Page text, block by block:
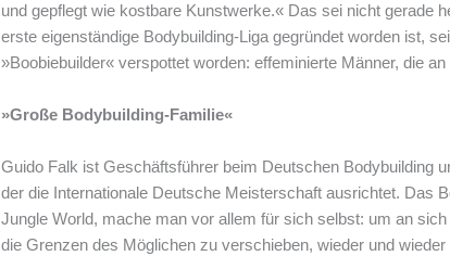
und gepflegt wie kostbare Kunstwerke.« Das sei nicht gerade
erste eigenständige Bodybuilding-Liga gegründet worden ist,
»Boobiebuilder« verspottet worden: effeminierte Männer, die
»Große Bodybuilding-Familie«
Guido Falk ist Geschäftsführer beim Deutschen Bodybuilding
der die Internationale Deutsche Meisterschaft ausrichtet. Das
Jungle World, mache man vor allem für sich selbst: um an
die Grenzen des Möglichen zu verschieben, wieder und